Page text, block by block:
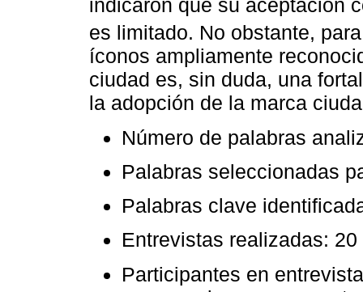
indicaron que su aceptación
es limitado. No obstante,
íconos ampliamente
ciudad es, sin duda, una
la adopción de la marca
Número de palabras
Palabras seleccionadas
Palabras clave
Entrevistas realizadas: 20
Participantes en